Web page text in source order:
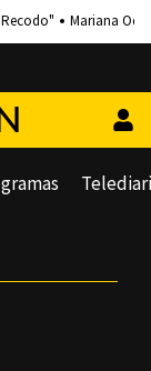
Mariana